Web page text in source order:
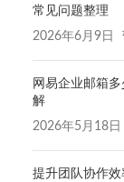
常见问题整理
2026年6月9日
网易企业邮箱
解
2026年5月18日
提升团队协作